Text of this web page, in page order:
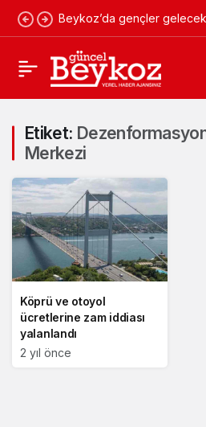
Beykoz’da gençler
Etiket:
Merkezi
Köprü ve otoyol
ücretlerine zam iddiası
yalanlandı
2 yıl önce